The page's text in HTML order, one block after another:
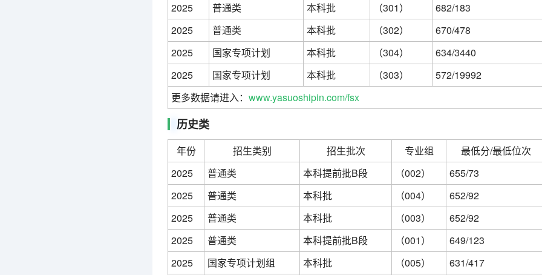
2025
普通类 本科批 （301）
682/183
2025
普通类 本科批 （302）
670/478
2025
国家专项计划 本科批 （304）
634/3440
2025
国家专项计划 本科批 （303）
572/19992
更多数据请进入： www.yasuoshipin.com/fsx
历史类
年份 招生类别 招生批次 专业组
最低分/最低位次
2025
普通类 本科提前批B段 （002）
655/73
2025
普通类 本科批 （004）
652/92
2025
普通类 本科批 （003）
652/92
2025
普通类 本科提前批B段 （001）
649/123
2025
国家专项计划组 本科批 （005）
631/417